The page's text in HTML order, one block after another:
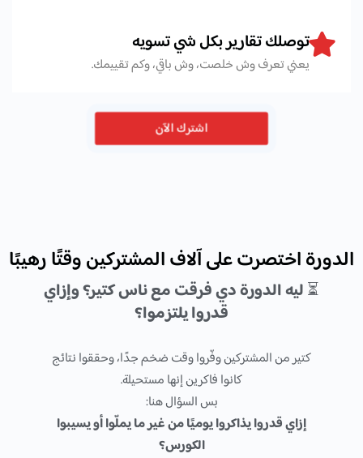
توصلك تقارير بكل شي تسويه
يعني تعرف وش خلصت، وش باقي، وكم تقييمك.
اشترك الآن
الدورة اختصرت على آلاف المشتركين وقتًا رهيبًا
⏳ليه الدورة دي فرقت مع ناس كتير؟ وإزاي
قدروا يلتزموا؟
كتير من المشتركين وفّروا وقت ضخم جدًا، وحققوا نتائج
كانوا فاكرين إنها مستحيلة.
بس السؤال هنا:
إزاي قدروا يذاكروا يوميًا من غير ما يملّوا أو يسيبوا
الكورس؟